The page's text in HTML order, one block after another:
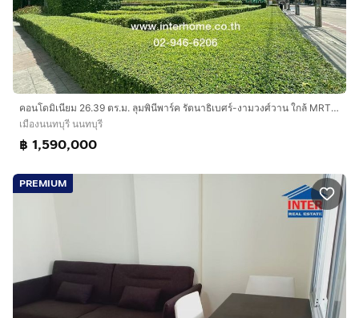
คอนโดมิเนียม 26.39 ตร.ม. ลุมพินีพาร์ค รัตนาธิเบศร์-งามวงศ์วาน ใกล้ MRTบางกระสอ ถนนรัตนาธิเบศร์ ถนนงามวงศ์วาน เมืองนนทบุรี นนทบุรี
เมืองนนทบุรี นนทบุรี
฿ 1,590,000
PREMIUM